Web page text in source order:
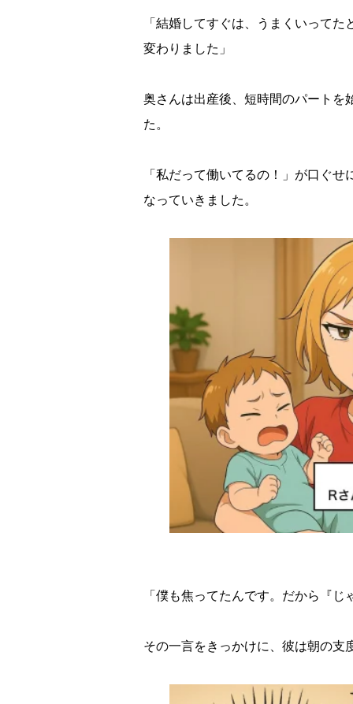
「結婚してすぐは、うまくいって
変わりました」
奥さんは出産後、短時間のパートを
た。
「私だって働いてるの！」が口ぐ
なっていきました。
「僕も焦ってたんです。だから『
その一言をきっかけに、彼は朝の支